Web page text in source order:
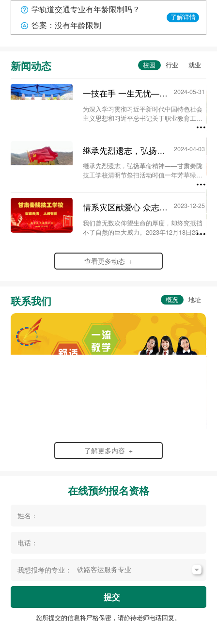
学轨道交通专业有年龄限制吗？
答案：没有年龄限制
了解详情
新闻动态
一技在手 一生无忧——甘肃秦陇技工学校职教活动周系列活动...
2024-05-31
为深入学习贯彻习近平新时代中国特色社会
主义思想和习近平总书记关于职业教育工作
的重要指示精神及全国职业教育大会精神，
人人享有技能的校园氛围。5月23日至29
日，我校...
继承先烈遗志，弘扬革命精神-甘肃秦陇技工学校清明节祭扫活动...
2024-04-03
继承先烈遗志，弘扬革命精神——甘肃秦陇
技工学校清明节祭扫活动时值一年芳草绿，
又是一年清明时。为缅怀革命先烈、铭记历
烈精神，在党支部及校团委的组织领导下，
我校于20...
情系灾区献爱心 众志成城渡难关...
2023-12-25
我们曾无数次仰望生命的厚度，却终究抵挡
不了自然的巨大威力。2023年12月18日23时
州积石山县，灾情范围波及到了甘肃、青海
两省。...
查看更多动态 +
联系我们
了解更多内容 +
在线预约报名资格
姓名：
电话：
我想报考的专业：
提交
您所提交的信息将严格保密，请静待老师电话回复。